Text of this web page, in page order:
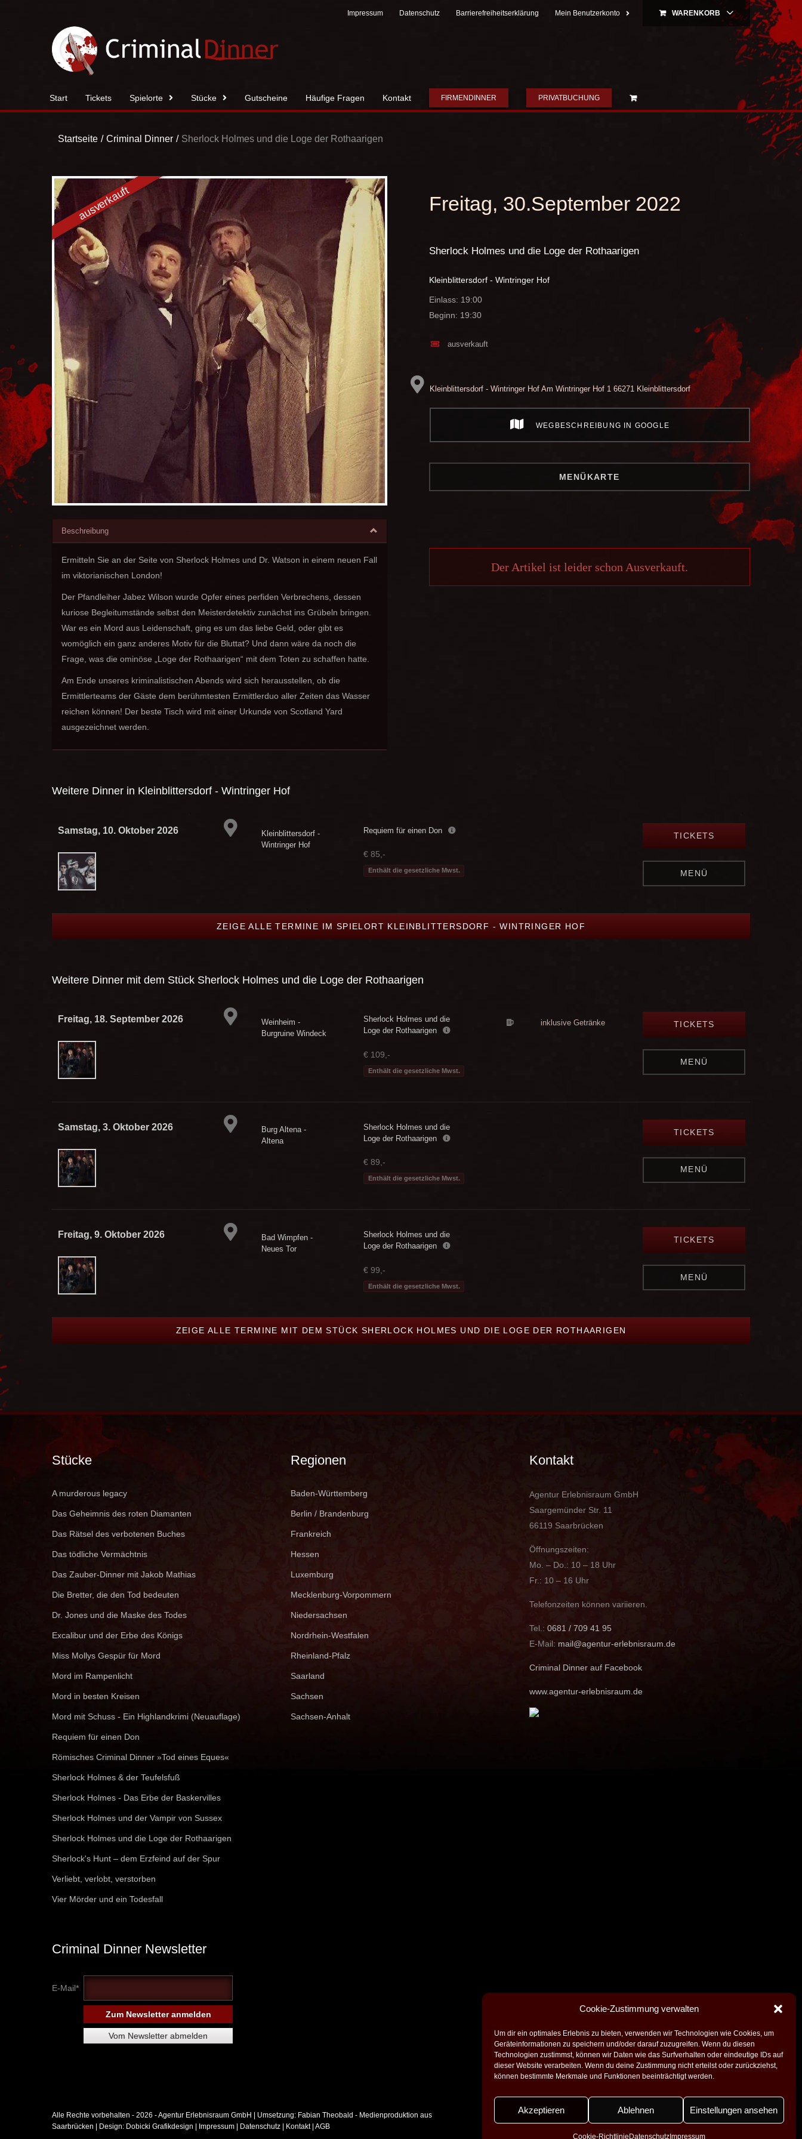
Cookie-Zustimmung verwalten
Um dir ein optimales Erlebnis zu bieten, verwenden wir Technologien wie Cookies, um
Geräteinformationen zu speichern und/oder darauf zuzugreifen. Wenn du diesen
Technologien zustimmst, können wir Daten wie das Surfverhalten oder eindeutige IDs auf
dieser Website verarbeiten. Wenn du deine Zustimmung nicht erteilst oder zurückziehst,
können bestimmte Merkmale und Funktionen beeinträchtigt werden.
Akzeptieren Ablehnen Einstellungen ansehen
Cookie-Richtlinie DatenschutzImpressum
Impressum Datenschutz Barrierefreiheitserklärung Mein Benutzerkonto WARENKORB
Start Tickets Spielorte Stücke Gutscheine Häufige Fragen Kontakt FIRMENDINNER PRIVATBUCHUNG
Startseite Criminal Dinner Sherlock Holmes und die Loge der Rothaarigen
Beschreibung
Ermitteln Sie an der Seite von Sherlock Holmes und Dr. Watson in einem neuen Fall
im viktorianischen London!
Der Pfandleiher Jabez Wilson wurde Opfer eines perfiden Verbrechens, dessen
kuriose Begleitumstände selbst den Meisterdetektiv zunächst ins Grübeln bringen.
War es ein Mord aus Leidenschaft, ging es um das liebe Geld, oder gibt es
womöglich ein ganz anderes Motiv für die Bluttat? Und dann wäre da noch die
Frage, was die ominöse „Loge der Rothaarigen“ mit dem Toten zu schaffen hatte.
Am Ende unseres kriminalistischen Abends wird sich herausstellen, ob die
Ermittlerteams der Gäste dem berühmtesten Ermittlerduo aller Zeiten das Wasser
reichen können! Der beste Tisch wird mit einer Urkunde von Scotland Yard
ausgezeichnet werden.
Freitag, 30.September 2022
Sherlock Holmes und die Loge der Rothaarigen
Kleinblittersdorf - Wintringer Hof
Einlass: 19:00
Beginn: 19:30
ausverkauft
Kleinblittersdorf - Wintringer HofAm Wintringer Hof 1 66271 Kleinblittersdorf
WEGBESCHREIBUNG IN GOOGLE
MENÜKARTE
Der Artikel ist leider schon Ausverkauft.
Weitere Dinner in Kleinblittersdorf - Wintringer Hof
Samstag, 10. Oktober 2026
Kleinblittersdorf -
Wintringer Hof
Requiem für einen Don
€ 85,-
Enthält die gesetzliche Mwst.
TICKETS
MENÜ
ZEIGE ALLE TERMINE IM SPIELORT KLEINBLITTERSDORF - WINTRINGER HOF
Weitere Dinner mit dem Stück Sherlock Holmes und die Loge der Rothaarigen
Freitag, 18. September 2026
Weinheim -
Burgruine Windeck
Sherlock Holmes und die
Loge der Rothaarigen
€ 109,-
Enthält die gesetzliche Mwst.
inklusive Getränke TICKETS
MENÜ
Samstag, 3. Oktober 2026
Burg Altena -
Altena
Sherlock Holmes und die
Loge der Rothaarigen
€ 89,-
Enthält die gesetzliche Mwst.
TICKETS
MENÜ
Freitag, 9. Oktober 2026
Bad Wimpfen -
Neues Tor
Sherlock Holmes und die
Loge der Rothaarigen
€ 99,-
Enthält die gesetzliche Mwst.
TICKETS
MENÜ
ZEIGE ALLE TERMINE MIT DEM STÜCK SHERLOCK HOLMES UND DIE LOGE DER ROTHAARIGEN
Stücke
A murderous legacy
Das Geheimnis des roten Diamanten
Das Rätsel des verbotenen Buches
Das tödliche Vermächtnis
Das Zauber-Dinner mit Jakob Mathias
Die Bretter, die den Tod bedeuten
Dr. Jones und die Maske des Todes
Excalibur und der Erbe des Königs
Miss Mollys Gespür für Mord
Mord im Rampenlicht
Mord in besten Kreisen
Mord mit Schuss - Ein Highlandkrimi (Neuauflage)
Requiem für einen Don
Römisches Criminal Dinner »Tod eines Eques«
Sherlock Holmes & der Teufelsfuß
Sherlock Holmes - Das Erbe der Baskervilles
Sherlock Holmes und der Vampir von Sussex
Sherlock Holmes und die Loge der Rothaarigen
Sherlock's Hunt – dem Erzfeind auf der Spur
Verliebt, verlobt, verstorben
Vier Mörder und ein Todesfall
Criminal Dinner Newsletter
E-Mail*
Regionen
Baden-Württemberg
Berlin / Brandenburg
Frankreich
Hessen
Luxemburg
Mecklenburg-Vorpommern
Niedersachsen
Nordrhein-Westfalen
Rheinland-Pfalz
Saarland
Sachsen
Sachsen-Anhalt
Kontakt
Agentur Erlebnisraum GmbH
Saargemünder Str. 11
66119 Saarbrücken
Öffnungszeiten:
Mo. – Do.: 10 – 18 Uhr
Fr.: 10 – 16 Uhr
Telefonzeiten können variieren.
Tel.: 0681 / 709 41 95
E-Mail: mail@agentur-erlebnisraum.de
Criminal Dinner auf Facebook
www.agentur-erlebnisraum.de
Alle Rechte vorbehalten - 2026 -Agentur Erlebnisraum GmbH | Umsetzung: Fabian Theobald - Medienproduktion aus
Saarbrücken | Design: Dobicki Grafikdesign | Impressum | Datenschutz | Kontakt| AGB
FacebookInstagram